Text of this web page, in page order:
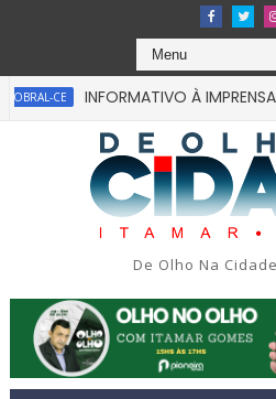
CE INFORMATIVO À IMPRENSA
Uma simulação de assalto
De Olho Na